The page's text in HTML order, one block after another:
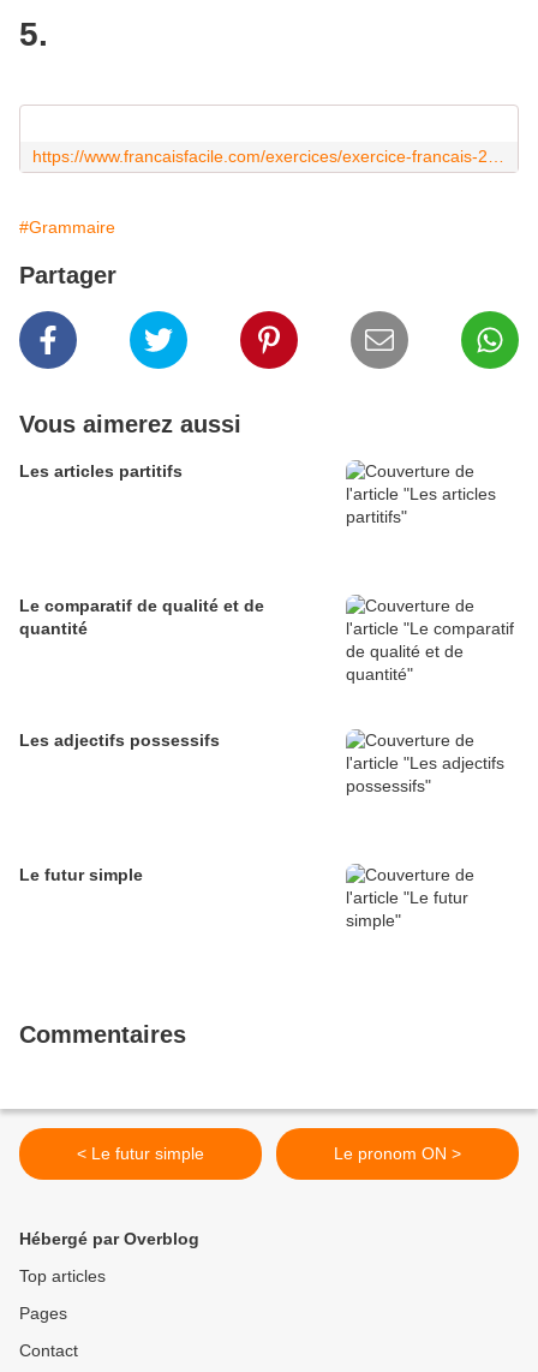
5.
#Grammaire
Partager
Vous aimerez aussi
Les articles partitifs
Le comparatif de qualité et de
quantité
Les adjectifs possessifs
Le futur simple
Commentaires
< Le futur simple Le pronom ON >
Hébergé par Overblog
Top articles
Pages
Contact